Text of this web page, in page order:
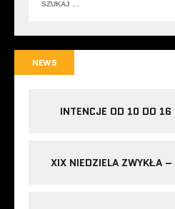
NEWS
INTENCJE OD 10 DO
XIX NIEDZIELA ZWYKŁA